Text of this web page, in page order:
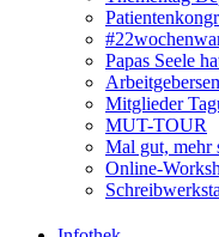
Papas Seele
Mitglieder
MUT-TOUR
Mal gut, mehr
Online-